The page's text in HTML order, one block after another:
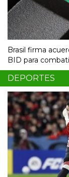
Brasil firma
BID para
DEPORTES